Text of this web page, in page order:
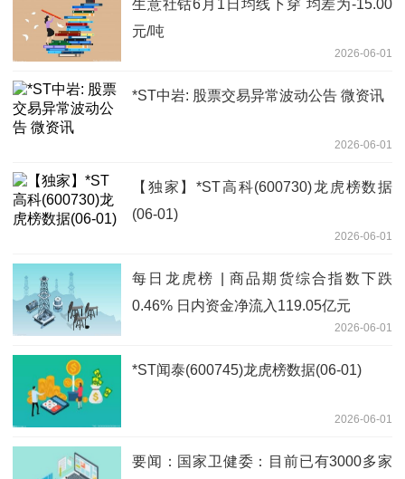
生意社钴6月1日均线下穿 均差为-15.00
元/吨
2026-06-01
*ST中岩: 股票交易异常波动公告 微资讯
2026-06-01
【独家】*ST高科(600730)龙虎榜数据
(06-01)
2026-06-01
每日龙虎榜 | 商品期货综合指数下跌
0.46% 日内资金净流入119.05亿元
2026-06-01
*ST闻泰(600745)龙虎榜数据(06-01)
2026-06-01
要闻：国家卫健委：目前已有3000多家